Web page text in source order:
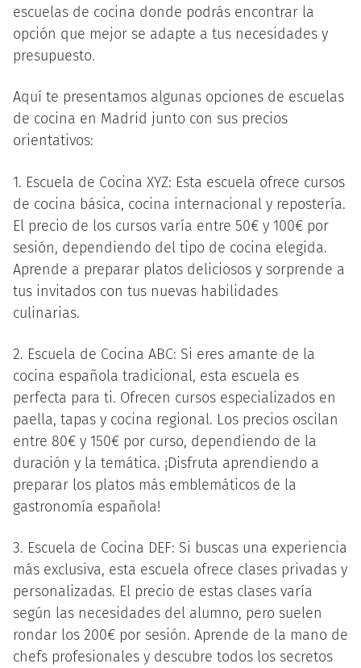
escuelas de cocina donde podrás encontrar la
opción que mejor se adapte a tus necesidades y
presupuesto.
Aquí te presentamos algunas opciones de escuelas
de cocina en Madrid junto con sus precios
orientativos:
1. Escuela de Cocina XYZ: Esta escuela ofrece cursos
de cocina básica, cocina internacional y repostería.
El precio de los cursos varía entre 50€ y 100€ por
sesión, dependiendo del tipo de cocina elegida.
Aprende a preparar platos deliciosos y sorprende a
tus invitados con tus nuevas habilidades
culinarias.
2. Escuela de Cocina ABC: Si eres amante de la
cocina española tradicional, esta escuela es
perfecta para ti. Ofrecen cursos especializados en
paella, tapas y cocina regional. Los precios oscilan
entre 80€ y 150€ por curso, dependiendo de la
duración y la temática. ¡Disfruta aprendiendo a
preparar los platos más emblemáticos de la
gastronomía española!
3. Escuela de Cocina DEF: Si buscas una experiencia
más exclusiva, esta escuela ofrece clases privadas y
personalizadas. El precio de estas clases varía
según las necesidades del alumno, pero suelen
rondar los 200€ por sesión. Aprende de la mano de
chefs profesionales y descubre todos los secretos